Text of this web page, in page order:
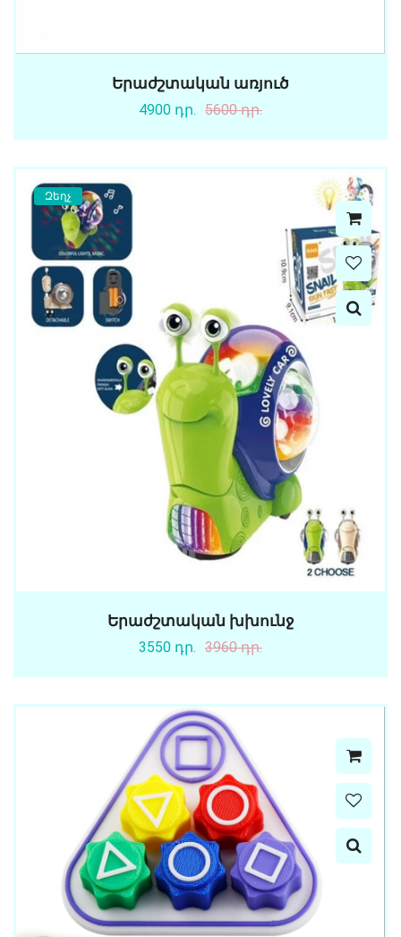
Երաժշտական առյուծ
4900 դր. 5600 դր.
Զեղչ
Երաժշտական խխունջ
3550 դր. 3960 դր.